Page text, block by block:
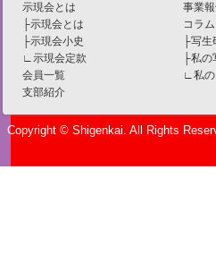
示現会とは
├示現会とは
├示現会小史
∟ 示現会定款
会員一覧
支部紹介
事業
コラム
├写生
├私の
∟ 私
Copyright © Shigenkai. All Rights